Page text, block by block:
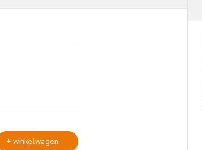
+ winkelwagen